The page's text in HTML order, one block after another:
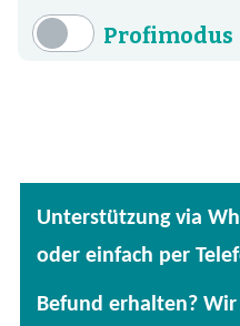
Profimodus
Fertige
Kräuter
Unterstützung via
oder einfach per
Befund erhalten?